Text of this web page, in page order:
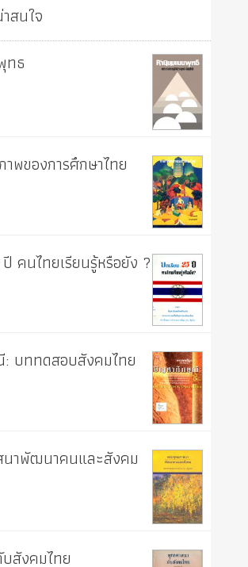
สนใจ
ทธ
าพของการศึกษาไทย
คนไทยเรียนรู้หรือยัง ?
บททดสอบสังคมไทย
าพัฒนาคนและสังคม
สังคมไทย